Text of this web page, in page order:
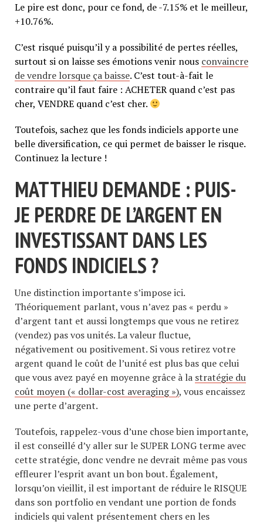
Le pire est donc, pour ce fond, de -7.15% et le meilleur,
+10.76%.
C’est risqué puisqu’il y a possibilité de pertes réelles,
surtout si on laisse ses émotions venir nous convaincre
de vendre lorsque ça baisse. C’est tout-à-fait le
contraire qu’il faut faire : ACHETER quand c’est pas
cher, VENDRE quand c’est cher.
Toutefois, sachez que les fonds indiciels apporte une
belle diversification, ce qui permet de baisser le risque.
Continuez la lecture !
MATTHIEU DEMANDE : PUIS-
JE PERDRE DE L’ARGENT EN
INVESTISSANT DANS LES
FONDS INDICIELS ?
Une distinction importante s’impose ici.
Théoriquement parlant, vous n’avez pas « perdu »
d’argent tant et aussi longtemps que vous ne retirez
(vendez) pas vos unités. La valeur fluctue,
négativement ou positivement. Si vous retirez votre
argent quand le coût de l’unité est plus bas que celui
que vous avez payé en moyenne grâce à la stratégie du
coût moyen (« dollar-cost averaging »), vous encaissez
une perte d’argent.
Toutefois, rappelez-vous d’une chose bien importante,
il est conseillé d’y aller sur le SUPER LONG terme avec
cette stratégie, donc vendre ne devrait même pas vous
effleurer l’esprit avant un bon bout. Également,
lorsqu’on vieillit, il est important de réduire le RISQUE
dans son portfolio en vendant une portion de fonds
indiciels qui valent présentement chers en les